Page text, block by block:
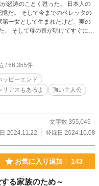
ことく甦った。 日本人の
レッタの
に父
るアカデミーを卒業してすぐに父
ー
あり侯爵に嫁がされた。 その
きもされず、使用人には冷遇され
半の娘は恋愛ゲームやそういう
いたけど、私はあまり知らないか
どこの世界なのかわからないの
/ 66,355件
ッピーエンド
リアスもあるよ
強い主人公
文字数 355,045
2024.11.22
登録日 2024.10.08
お気に入り追加 143
る家族のため～